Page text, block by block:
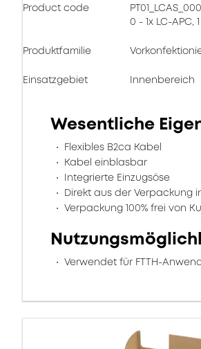
Product code
0 - 1x LC-APC,
Produktfamilie
Einsatzgebiet Innenbereich
Wesentliche
Flexibles B2ca Kabel
Kabel einblasbar
Integrierte Einzugsöse
Direkt aus der Verpackung
Verpackung 100% frei von
Verwendet für FTTH-